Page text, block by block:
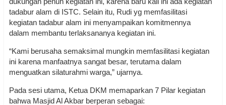
tadabur alam di ISTC. Selain itu, Rudi yg memfasilitasi
kegiatan tadabur alam ini menyampaikan komitmennya
dalam membantu terlaksananya kegiatan ini.
“Kami berusaha semaksimal mungkin memfasilitasi kegiatan
ini karena manfaatnya sangat besar, terutama dalam
menguatkan silaturahmi warga,” ujarnya.
Pada sesi utama, Ketua DKM memaparkan 7 Pilar kegiatan
bahwa Masjid Al Akbar berperan sebagai: